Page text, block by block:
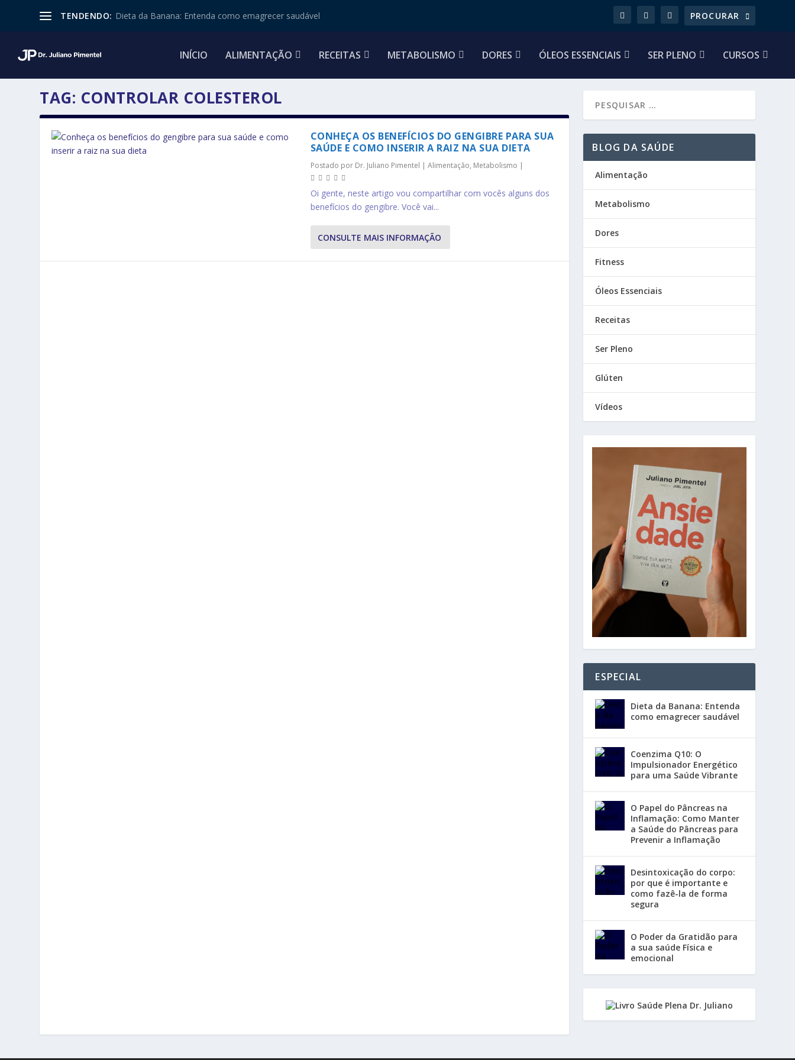
TENDENDO: Dieta da Banana: Entenda como emagrecer saudável
INÍCIO ALIMENTAÇÃO RECEITAS METABOLISMO DORES ÓLEOS ESSENCIAIS SER PLENO CURSOS
TAG: CONTROLAR COLESTEROL
CONHEÇA OS BENEFÍCIOS DO GENGIBRE PARA SUA
SAÚDE E COMO INSERIR A RAIZ NA SUA DIETA
Postado por Dr. Juliano Pimentel | Alimentação, Metabolismo |
Oi gente, neste artigo vou compartilhar com vocês alguns dos
benefícios do gengibre. Você vai...
CONSULTE MAIS INFORMAÇÃO
BLOG DA SAÚDE
Alimentação
Metabolismo
Dores
Fitness
Óleos Essenciais
Receitas
Ser Pleno
Glúten
Vídeos
ESPECIAL
Dieta da Banana: Entenda
como emagrecer saudável
Coenzima Q10: O
Impulsionador Energético
para uma Saúde Vibrante
O Papel do Pâncreas na
Inflamação: Como Manter
a Saúde do Pâncreas para
Prevenir a Inflamação
Desintoxicação do corpo:
por que é importante e
como fazê-la de forma
segura
O Poder da Gratidão para
a sua saúde Física e
emocional